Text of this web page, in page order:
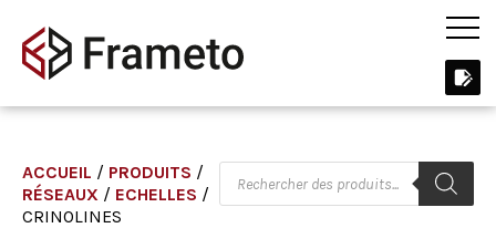
ACCUEIL / PRODUITS /
RÉSEAUX / ECHELLES /
CRINOLINES